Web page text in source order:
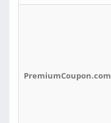
PremiumCoupon.com